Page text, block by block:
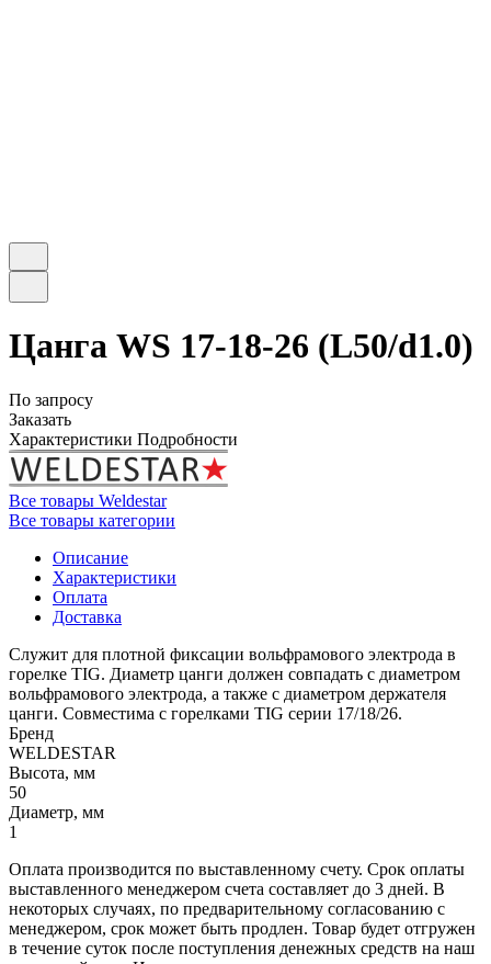
Цанга WS 17-18-26 (L50/d1.0)
По запросу
Заказать
Характеристики Подробности
Все товары Weldestar
Все товары категории
Описание
Характеристики
Оплата
Доставка
Служит для плотной фиксации вольфрамового электрода в
горелке TIG. Диаметр цанги должен совпадать с диаметром
вольфрамового электрода, а также с диаметром держателя
цанги. Совместима с горелками TIG серии 17/18/26.
Бренд
WELDESTAR
Высота, мм
50
Диаметр, мм
1
Оплата производится по выставленному счету. Срок оплаты
выставленного менеджером счета составляет до 3 дней. В
некоторых случаях, по предварительному согласованию с
менеджером, срок может быть продлен. Товар будет отгружен
в течение суток после поступления денежных средств на наш